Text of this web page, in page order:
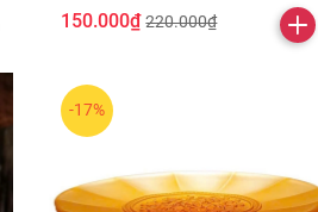
150.000₫ 220.000₫
-17%